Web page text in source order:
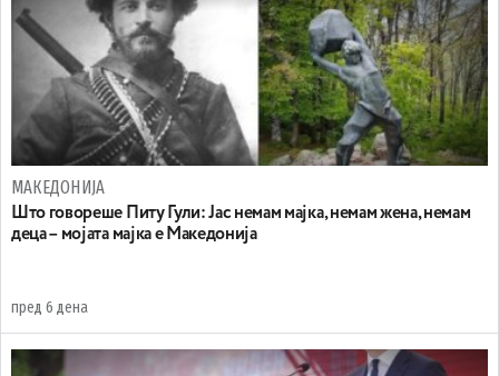
МАКЕДОНИЈА
Што говореше Питу Гули: Јас немам мајка, немам жена, немам
деца – мојата мајка е Македонија
пред 6 дена